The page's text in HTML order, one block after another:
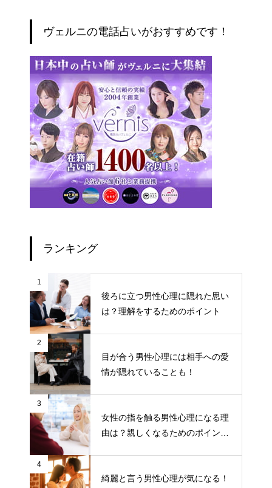
ヴェルニの電話占いがおすすめです！
ランキング
1
後ろに立つ男性心理に隠れた思い
は？理解をするためのポイント
2
目が合う男性心理には相手への愛
情が隠れていることも！
3
女性の指を触る男性心理になる理
由は？親しくなるためのポイント
4
綺麗と言う男性心理が気になる！